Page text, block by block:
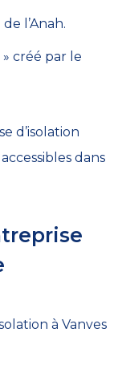
l’Anah.
» créé par le
d’isolation
dans
à Vanves